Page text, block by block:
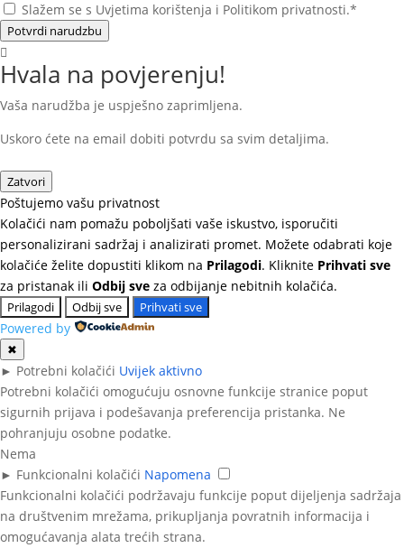
Slažem se s Uvjetima korištenja i Politikom privatnosti.*
Potvrdi narudzbu
Hvala na povjerenju!
Vaša narudžba je uspješno zaprimljena.
Uskoro ćete na email dobiti potvrdu sa svim detaljima.
Zatvori
Poštujemo vašu privatnost
Kolačići nam pomažu poboljšati vaše iskustvo, isporučiti
personalizirani sadržaj i analizirati promet. Možete odabrati koje
kolačiće želite dopustiti klikom na Prilagodi. Kliknite Prihvati sve
za pristanak ili Odbij sve za odbijanje nebitnih kolačića.
Prilagodi Odbij sve Prihvati sve
Powered by
✖
► Potrebni kolačići Uvijek aktivno
Potrebni kolačići omogućuju osnovne funkcije stranice poput
sigurnih prijava i podešavanja preferencija pristanka. Ne
pohranjuju osobne podatke.
Nema
► Funkcionalni kolačići Napomena
Funkcionalni kolačići podržavaju funkcije poput dijeljenja sadržaja
na društvenim mrežama, prikupljanja povratnih informacija i
omogućavanja alata trećih strana.